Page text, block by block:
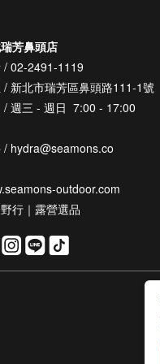
芳鼻頭店
/ 02-2491-1119
/ 新北市瑞芳區鼻頭路111-1號
/ 週三 - 週日 7:00 - 17:00
/ hydra@seamons.co
outdoor.com
行｜露營選品